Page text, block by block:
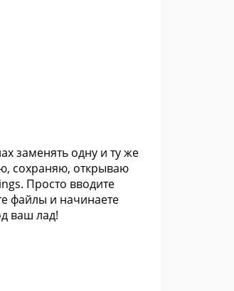
заменять одну и ту же
сохраняю, открываю
Просто вводите
файлы и начинаете
ваш лад!